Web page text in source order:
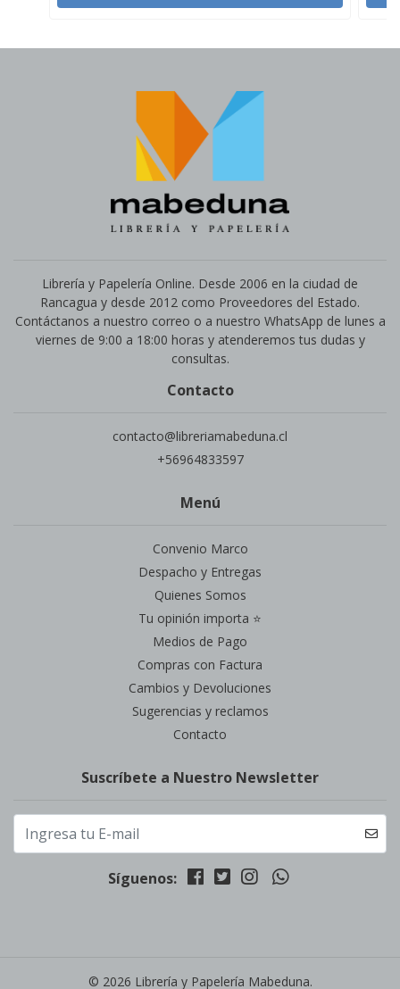
Librería y Papelería Online. Desde 2006 en la ciudad de
Rancagua y desde 2012 como Proveedores del Estado.
Contáctanos a nuestro correo o a nuestro WhatsApp de lunes a
viernes de 9:00 a 18:00 horas y atenderemos tus dudas y
consultas.
Contacto
contacto@libreriamabeduna.cl
+56964833597
Menú
Convenio Marco
Despacho y Entregas
Quienes Somos
Tu opinión importa ⭐
Medios de Pago
Compras con Factura
Cambios y Devoluciones
Sugerencias y reclamos
Contacto
Suscríbete a Nuestro Newsletter
Síguenos:
© 2026 Librería y Papelería Mabeduna.